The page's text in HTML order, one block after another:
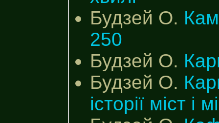
Будзей О.
250
Будзей О.
Будзей О.
історії міст і